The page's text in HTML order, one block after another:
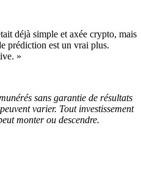
déjà simple et axée crypto, mais
prédiction est un vrai plus.
»
sans garantie de résultats
varier. Tout investissement
monter ou descendre.